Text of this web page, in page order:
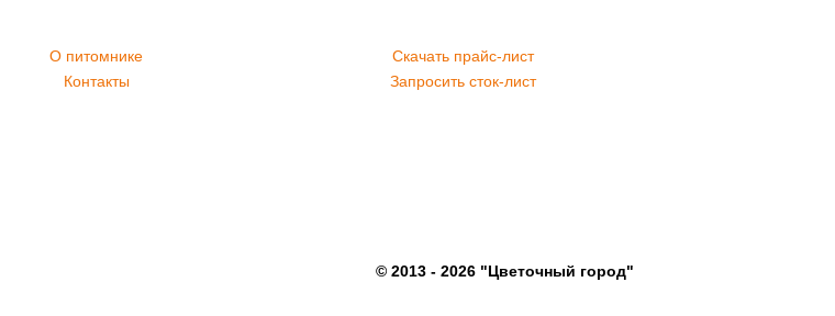
О питомнике
Скачать прайс-лист
Контакты Запросить сток-лист
© 2013 - 2026 "Цветочный город"